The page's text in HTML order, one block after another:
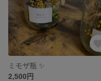
ミモザ瓶 ✨
2,500円